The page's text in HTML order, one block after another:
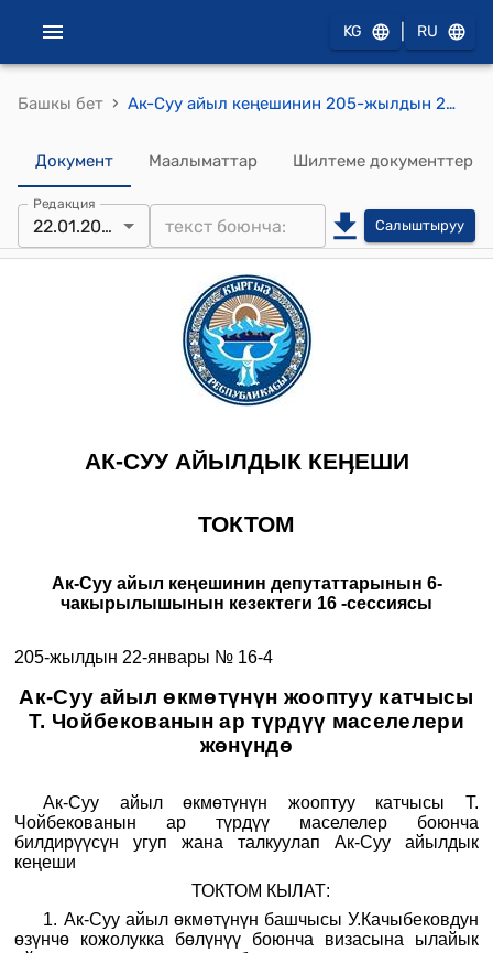
KG RU
Башкы бет › Ак-Суу айыл кеңешинин 205-жылдын 22-январындагы № 16-4 "Ак-Суу айыл өкмөтүнүн жооптуу катчысы Т. Чойбекованын ар түрдүү маселелери жөнүндө" токтому
Документ Маалыматтар Шилтеме документтер
Редакция
22.01.2015 Салыштыруу